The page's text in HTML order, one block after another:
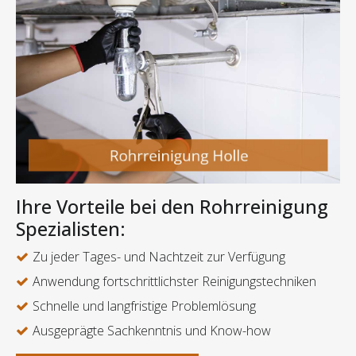
Ihre Vorteile bei den Rohrreinigung
Spezialisten:
Zu jeder Tages- und Nachtzeit zur Verfügung
Anwendung fortschrittlichster Reinigungstechniken
Schnelle und langfristige Problemlösung
Ausgeprägte Sachkenntnis und Know-how